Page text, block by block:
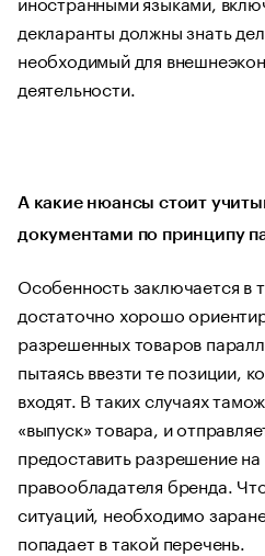
декларанты должны знать
необходимый для
деятельности.
А какие нюансы стоит
документами по принципу
Особенность заключается в
достаточно хорошо
разрешенных товаров
пытаясь ввезти те позиции,
входят. В таких случаях
«выпуск» товара, и
предоставить разрешение на
правообладателя бренда.
ситуаций, необходимо
попадает в такой перечень.